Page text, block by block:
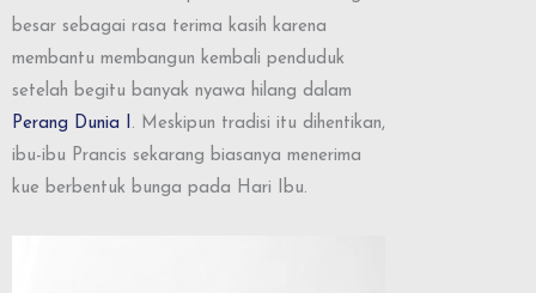
besar sebagai rasa terima kasih karena
membantu membangun kembali penduduk
setelah begitu banyak nyawa hilang dalam
Perang Dunia I . Meskipun tradisi itu dihentikan,
ibu-ibu Prancis sekarang biasanya menerima
kue berbentuk bunga pada Hari Ibu.